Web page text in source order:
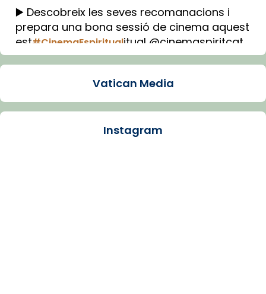
▶️ Descobreix les seves recomanacions i
prepara una bona sessió de cinema aquest
est#CinemaEspiritualitual @cinemaspiritcat
Imatge: Generada amb IA (OpenAI)
Arquebisbat de Barcelona
Vatican Media
Instagram